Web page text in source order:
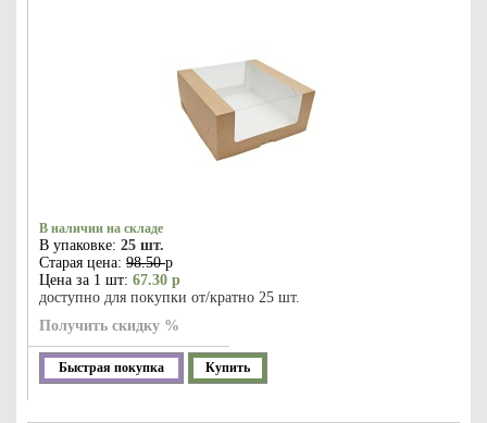
В наличии на складе
В упаковке: 25 шт.
Старая цена: 98.50р
Цена за 1 шт: 67.30 р
доступно для покупки от/кратно 25 шт.
Получить скидку %
Быстрая покупка Купить